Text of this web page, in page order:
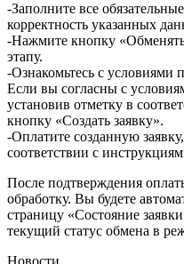
-Заполните все
корректность указанных
-Нажмите кнопку
этапу.
-Ознакомьтесь с условиями
Если вы согласны с
установив отметку в
кнопку «Создать заявку».
-Оплатите созданную
соответствии с
После подтверждения
обработку. Вы будете
страницу «Состояние
текущий статус обмена в